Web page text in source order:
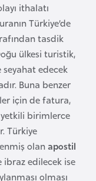
ithalatı
Türkiye’de
tasdik
ülkesi turistik,
edecek
Buna benzer
için de fatura,
birimlerce
Türkiye
olanapostil
edilecek ise
olması